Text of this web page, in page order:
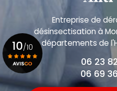
Entreprise de
désinsectisationà
départements de
06 23
06 69
10/10
Voir le certificat